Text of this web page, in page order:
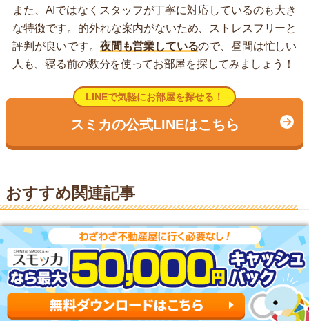
また、AIではなくスタッフが丁寧に対応しているのも大き
な特徴です。的外れな案内がないため、ストレスフリーと
評判が良いです。 夜間も営業しているので、昼間は忙しい
人も、寝る前の数分を使ってお部屋を探してみましょう！
LINEで気軽にお部屋を探せる！
スミカの公式LINEはこちら
おすすめ関連記事
不動産屋しか見れないサイトで物件を探す裏ワ
ザ！【来店不要】
おとり物件が少ないサイト6選！ずっと空いてる